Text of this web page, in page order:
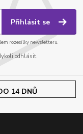
Přihlásit se
rozesílky newsletteru.
odhlásit.
14 DNŮ